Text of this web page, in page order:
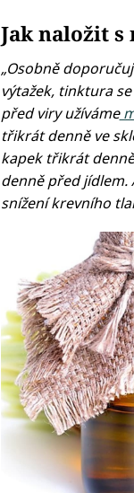
Jak naložit s
„Osobně
výtažek, tinktura
před viry užíváme
třikrát denně ve
kapek třikrát
denně před jídlem.
snížení krevního